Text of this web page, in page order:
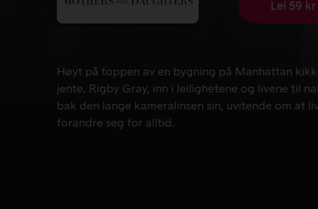
Lei 59 kr
Høyt på toppen av en bygning på Manhattan
Høyt på toppen av en bygning på Manhattan
jente, Rigby Gray, inn i leilighetene og livene til
bak den lange kameralinsen sin, uvitende om at
forandre seg for alltid.